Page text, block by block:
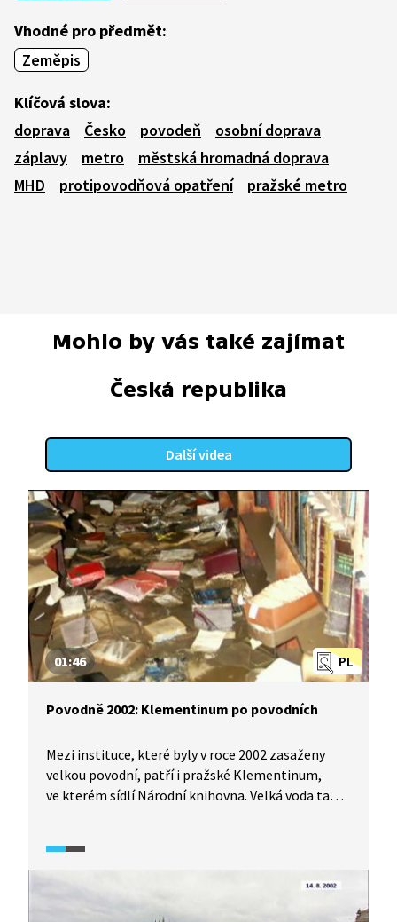
Vhodné pro předmět:
Zeměpis
Klíčová slova:
doprava
Česko povodeň
osobní doprava
záplavy
metro
městská hromadná doprava
MHD
protipovodňová opatření pražské metro
Mohlo by vás také zajímat
Česká republika
Další videa
PL
01:46
Povodně 2002: Klementinum po povodních
Mezi instituce, které byly v roce 2002 zasaženy
velkou povodní, patří i pražské Klementinum,
ve kterém sídlí Národní knihovna. Velká voda tam
povodní v Klementinu zavzpomínali zaměstnanci
Národní knihovny a prozradili, jak se
Klementinum v období deseti let po povodni